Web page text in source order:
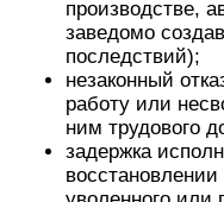
производстве,
заведомо
последствий);
незаконный
работу или
ним трудового
задержка
восстановлении